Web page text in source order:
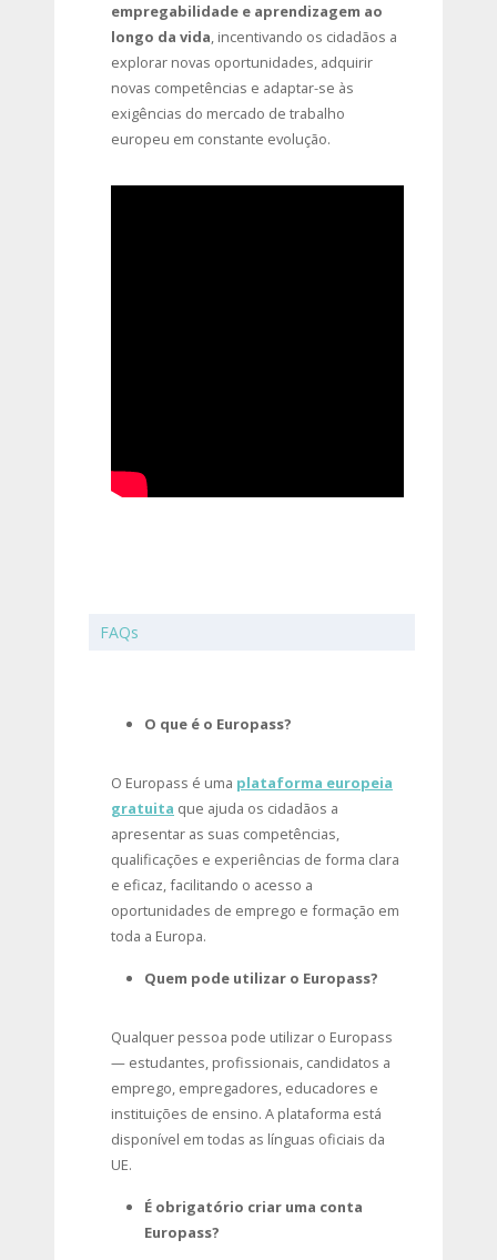
empregabilidade e aprendizagem ao
longo da vida, incentivando os cidadãos a
explorar novas oportunidades, adquirir
novas competências e adaptar-se às
exigências do mercado de trabalho
europeu em constante evolução.
FAQs
O que é o Europass?
O Europass é uma plataforma europeia
gratuita que ajuda os cidadãos a
apresentar as suas competências,
qualificações e experiências de forma clara
e eficaz, facilitando o acesso a
oportunidades de emprego e formação em
toda a Europa.
Quem pode utilizar o Europass?
Qualquer pessoa pode utilizar o Europass
— estudantes, profissionais, candidatos a
emprego, empregadores, educadores e
instituições de ensino. A plataforma está
disponível em todas as línguas oficiais da
UE.
É obrigatório criar uma conta
Europass?